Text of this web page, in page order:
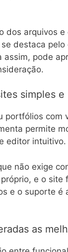
dos arquivos
destaca pelo
pode
simples
portfólios com
permite
editor intuitivo.
não exige
e o site
e o suporte é
as